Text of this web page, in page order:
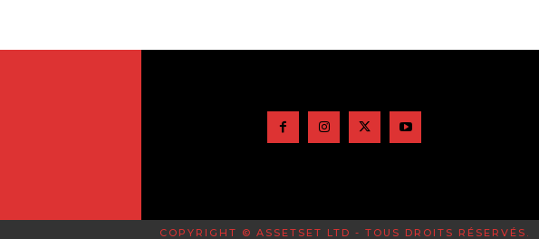
COPYRIGHT © ASSETSET LTD - TOUS DROITS RÉSERVÉS.